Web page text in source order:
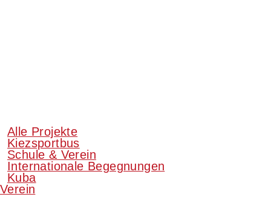
Alle Projekte
Kiezsportbus
Schule & Verein
Internationale Begegnungen
Kuba
Verein